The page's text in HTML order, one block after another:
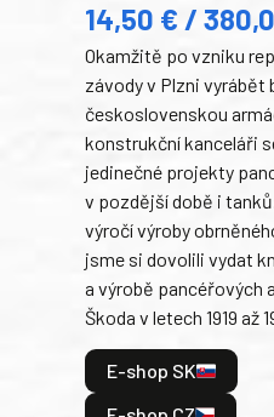
14,50 € /
Okamžitě po vzniku
závody v Plzni vyrábět
československou
konstrukční kanceláři
jedinečné projekty
v pozdější době i
výročí výroby
jsme si dovolili vydat
a výrobě pancéřových
Škoda v letech 1919 až
E-shop SK